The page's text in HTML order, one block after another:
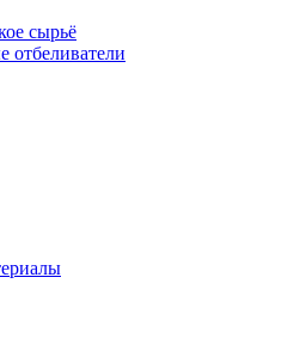
сырьё
отбеливатели